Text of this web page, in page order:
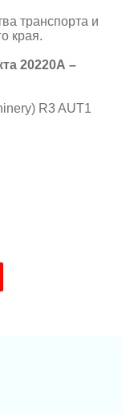
транспорта и
края.
20220А –
R3 AUT1